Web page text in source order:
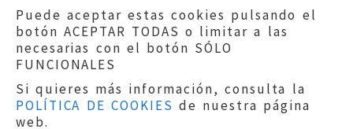
Puede aceptar estas cookies pulsando el
botón ACEPTAR TODAS o limitar a las
necesarias con el botón SÓLO
FUNCIONALES
Si quieres más información, consulta la
POLÍTICA DE COOKIES de nuestra página
web.Aviso legal|Política de privacidad|